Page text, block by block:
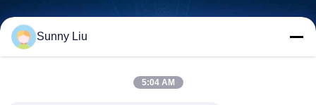
Zoek kwalitatief hoogwaardige
producten
Sunny Liu
5:04 AM